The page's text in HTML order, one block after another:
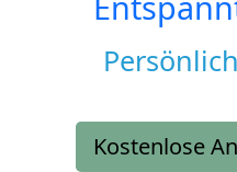
Kostenlose